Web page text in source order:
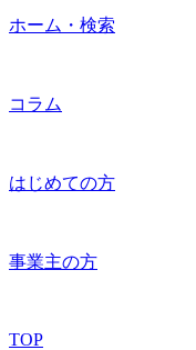
ホーム・検索
コラム
はじめての方
事業主の方
TOP